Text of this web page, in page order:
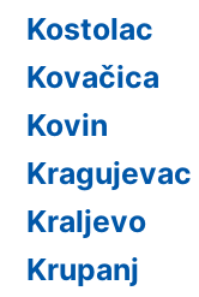
Kostolac
Kovačica
Kovin
Kragujevac
Kraljevo
Krupanj